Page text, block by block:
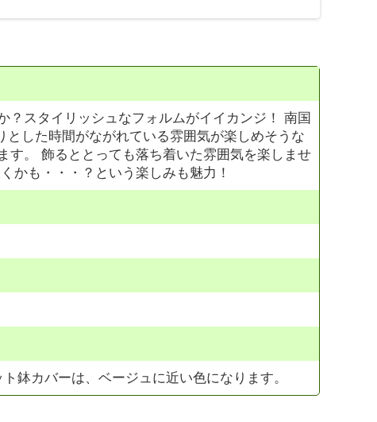
スタイリッシュなフォルムがイイカンジ！ 南国
した時間がながれている雰囲気が楽しめそうな
す。 飾るととっても落ち着いた雰囲気を楽しませ
かも・・・？という楽しみも魅力！
カバーは、ベージュに近い色になります。